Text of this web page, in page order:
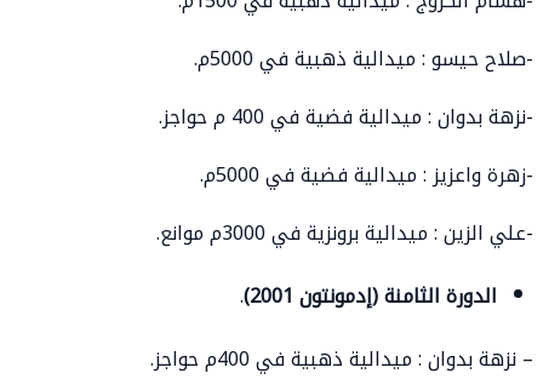
-صلاح حيسو : ميدالية ذهبية في 5000م.
-نزهة بدوان : ميدالية فضية في 400 م حواجز.
-زهرة واعزيز : ميدالية فضية في 5000م.
-علي الزين : ميدالية برونزية في 3000م موانع.
الدورة الثامنة (إدمونتون 2001)
.
– نزهة بدوان : ميدالية ذهبية في 400م حواجز.